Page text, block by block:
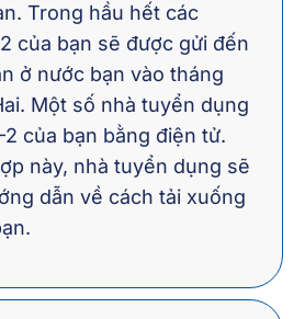
Trong hầu hết các
của bạn sẽ được gửi đến
ở nước bạn vào tháng
Một số nhà tuyển dụng
của bạn bằng điện tử.
này, nhà tuyển dụng sẽ
dẫn về cách tải xuống